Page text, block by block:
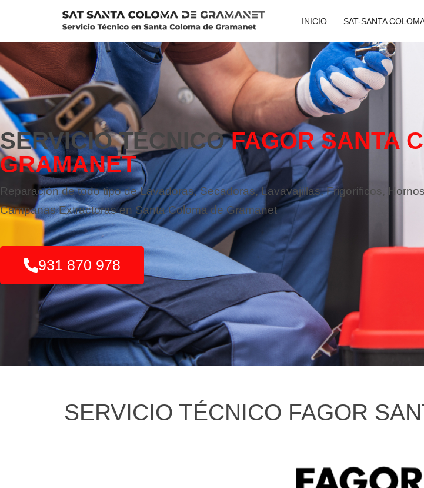
contenido
INICIO SAT-SANTA
SERVICIO TÉCNICO FAGOR SANTA
GRAMANET
Reparación de todo tipo de Lavadoras, Secadoras, Lavavajillas, Frigoríficos,
Campanas Extractoras en Santa Coloma de Gramanet
931 870 978
SERVICIO TÉCNICO FAGOR